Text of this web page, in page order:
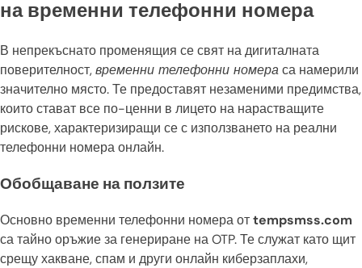
на временни телефонни номера
В непрекъснато променящия се свят на дигиталната
поверителност,временни телефонни номераса намерили
значително място. Те предоставят незаменими предимства,
които стават все по-ценни в лицето на нарастващите
рискове, характеризиращи се с използването на реални
телефонни номера онлайн.
Обобщаване на ползите
Основно временни телефонни номера отtempsmss.com
са тайно оръжие за генериране на OTP. Те служат като щит
срещу хакване, спам и други онлайн киберзаплахи,